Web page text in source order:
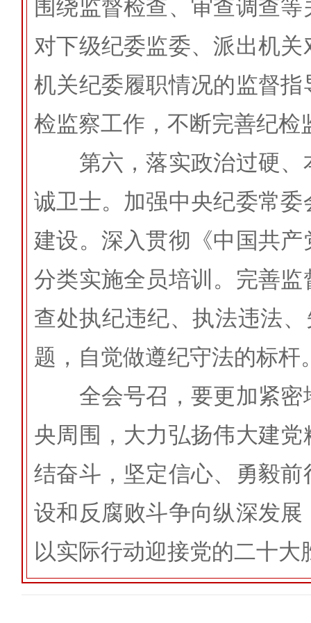
围绕监督检查、审查调查
对下级纪委监委、派出机
机关纪委履职情况的监督
检监察工作，不断完善纪检
第六，落实政治过硬、
诚卫士。加强中央纪委常
建设。深入贯彻《中国共
分类实施全员培训。完善
查处执纪违纪、执法违法
题，自觉做遵纪守法的标杆
全会号召，要更加紧密
央周围，大力弘扬伟大建
结奋斗，坚定信心、勇毅
设和反腐败斗争向纵深发
以实际行动迎接党的二十大